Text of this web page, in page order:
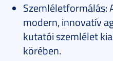
Szemléletformálás:
modern, innovatív
kutatói szemlélet
körében.